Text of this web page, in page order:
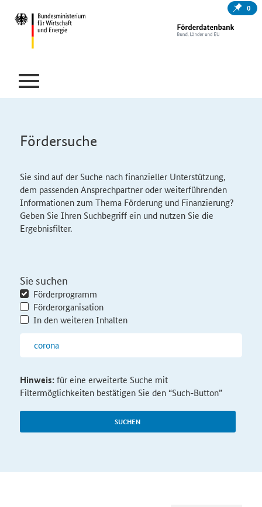
0
Fördersuche
Sie sind auf der Suche nach finanzieller Unterstützung,
dem passenden Ansprechpartner oder weiterführenden
Informationen zum Thema Förderung und Finanzierung?
Geben Sie Ihren Suchbegriff ein und nutzen Sie die
Ergebnisfilter.
Sie suchen
Förderprogramm
Förderorganisation
In den weiteren Inhalten
SUCHEN
Hinweis:für eine erweiterte Suche mit
Filtermöglichkeiten bestätigen Sie den “Such-Button”